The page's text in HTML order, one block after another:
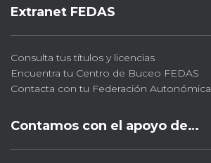
Extranet FEDAS
Consulta tus títulos y licencias
Encuentra tu Centro de Buceo FEDAS
Contacta con tu Federación Autonómica
Contamos con el apoyo de…